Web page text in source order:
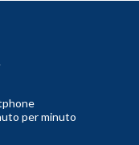
per minuto